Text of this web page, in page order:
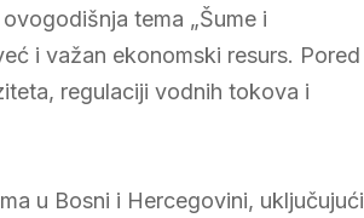
tema „Šume i
i važan ekonomski resurs. Pored
regulaciji vodnih tokova i
u Bosni i Hercegovini, uključujući